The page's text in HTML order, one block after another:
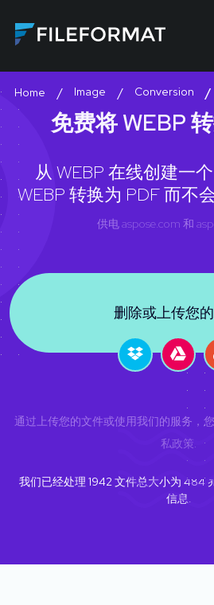
Home Image Conversion
免费将 WEBP
从 WEBP 在线创建一
WEBP 转换为 PDF 而不
供电aspose.com 和
删除或上传您
通过上传您的文件或使用我们的服务，
私政策
我们已经处理 1942 文件总大小为 484
信息.